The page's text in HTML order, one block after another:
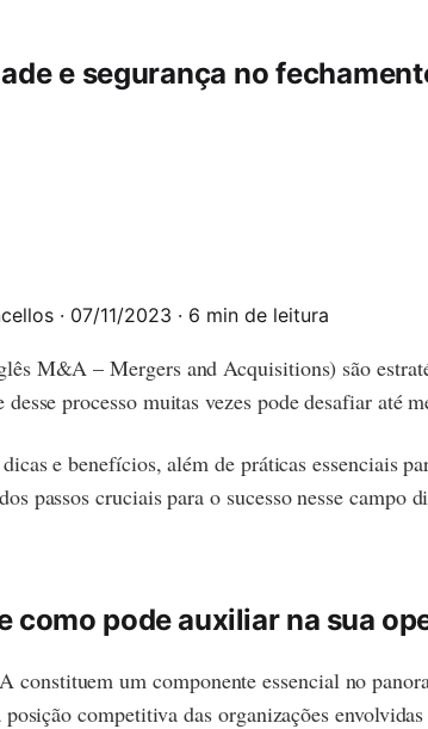
e segurança no
· 07/11/2023 · 6 min de leitura
M&A – Mergers and Acquisitions) são
processo muitas vezes pode desafiar até
e benefícios, além de práticas essenciais
passos cruciais para o sucesso nesse
como pode auxiliar na sua
constituem um componente essencial no
competitiva das organizações